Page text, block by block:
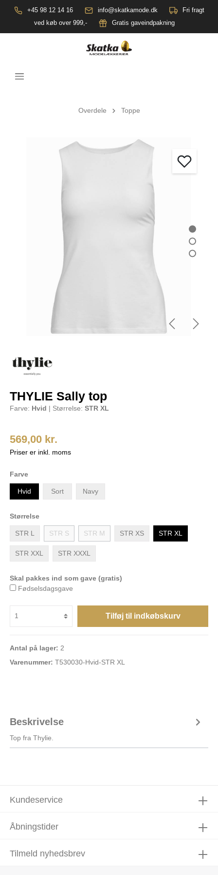
+45 98 12 14 16 info@skatkamode.dk
Fri fragt
ved køb over 999,-
Gratis gaveindpakning
Overdele Toppe
THYLIE Sally top
Farve: Hvid | Størrelse: STR XL
569,00 kr.
Priser er inkl. moms
Farve
Hvid Sort Navy
Størrelse
STR L STR S STR M STR XS STR XL
STR XXL STR XXXL
Skal pakkes ind som gave (gratis)
Fødselsdagsgave
Tilføj til indkøbskurv
Antal på lager: 2
Varenummer: T530030-Hvid-STR XL
Beskrivelse
Top fra Thylie.
Tilmeld nyhedsbrev
Åbningstider
Kundeservice